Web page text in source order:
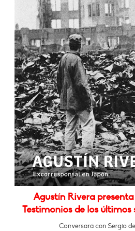
Agustín Rivera
Testimonios de los últimos
Conversará con Sergio